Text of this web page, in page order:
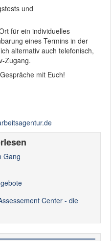
und
für ein individuelles
eines Termins in der
alternativ auch telefonisch,
Zugang.
mit Euch!
Gang
Center - die